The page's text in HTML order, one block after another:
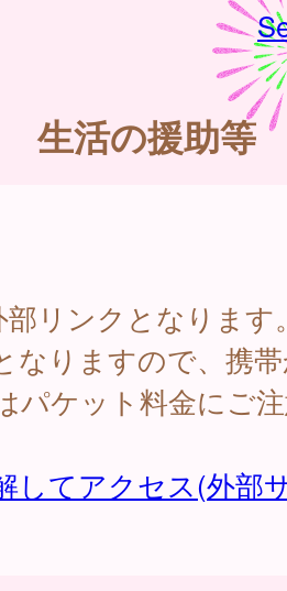
生活の援助等
リンクとなります
なりますので、携
パケット料金にご
してアクセス(外部